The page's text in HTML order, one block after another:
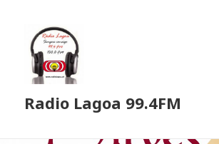
Radio Lagoa 99.4FM